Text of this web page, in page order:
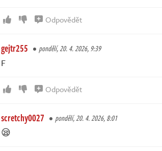
Odpovědět
gejtr255 pondělí, 20. 4. 2026, 9:39
F
Odpovědět
scretchy0027 pondělí, 20. 4. 2026, 8:01
😪